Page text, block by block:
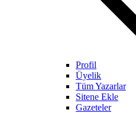
Profil
Üyelik
Tüm Yazarlar
Sitene Ekle
Gazeteler